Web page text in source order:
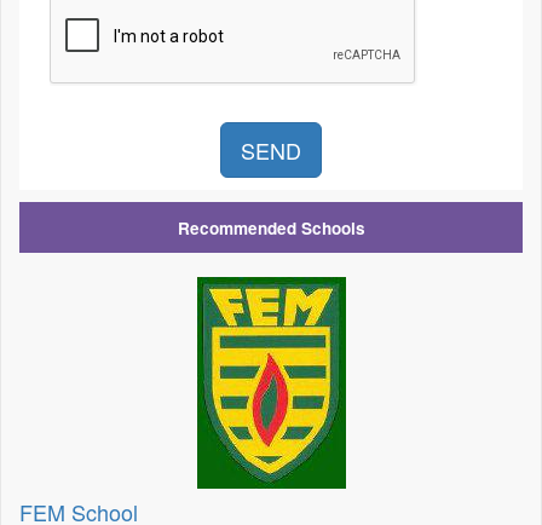
Recommended Schools
FEM School